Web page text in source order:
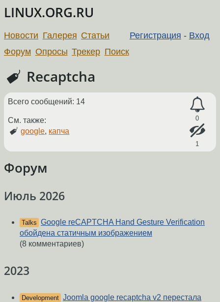
LINUX.ORG.RU
Регистрация - Вход
Новости Галерея Статьи
Форум Опросы Трекер Поиск
Recaptcha
0
1
Всего сообщений: 14
См. также:
google, капча
Форум
Июль 2026
Talks Google reCAPTCHA Hand Gesture Verification
обойдена статичным изображением
(8 комментариев)
2023
Development Joomla google recaptcha v2 перестала